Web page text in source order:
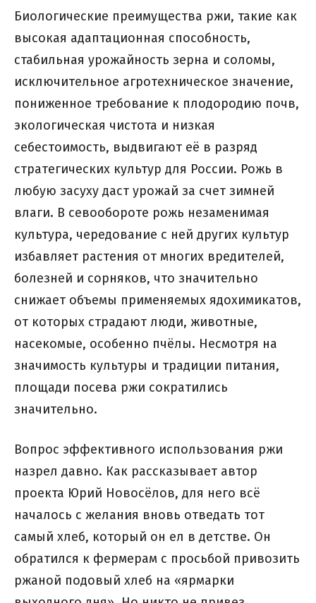
Биологические преимущества ржи, такие как
высокая адаптационная способность,
стабильная урожайность зерна и соломы,
исключительное агротехническое значение,
пониженное требование к плодородию почв,
экологическая чистота и низкая
себестоимость, выдвигают её в разряд
стратегических культур для России. Рожь в
любую засуху даст урожай за счет зимней
влаги. В севообороте рожь незаменимая
культура, чередование с ней других культур
избавляет растения от многих вредителей,
болезней и сорняков, что значительно
снижает объемы применяемых ядохимикатов,
от которых страдают люди, животные,
насекомые, особенно пчёлы. Несмотря на
значимость культуры и традиции питания,
площади посева ржи сократились
значительно.
Вопрос эффективного использования ржи
назрел давно. Как рассказывает автор
проекта Юрий Новосёлов, для него всё
началось с желания вновь отведать тот
самый хлеб, который он ел в детстве. Он
обратился к фермерам с просьбой привозить
ржаной подовый хлеб на «ярмарки